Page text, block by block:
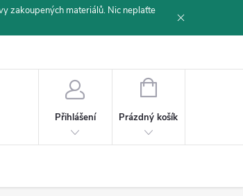
zakoupených materiálů. Nic neplaťte
Přihlášení
NÁKUPNÍ
Prázdný košík